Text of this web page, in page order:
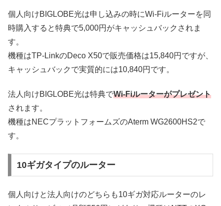
個人向けBIGLOBE光は申し込みの時にWi-Fiルーターを同
時購入すると特典で5,000円がキャッシュバックされま
す。
機種はTP-LinkのDeco X50で販売価格は15,840円ですが、
キャッシュバックで実質的には10,840円です。
法人向けBIGLOBE光は特典でWi-Fiルーターがプレゼント
されます。
機種はNECプラットフォームズのAterm WG2600HS2で
す。
10ギガタイプのルーター
個人向けと法人向けのどちらも10ギガ対応ルーターのレ